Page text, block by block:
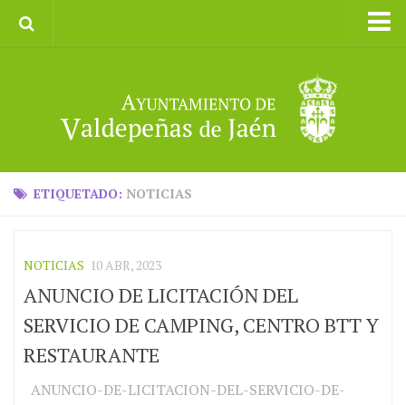
II CXM ROMPEALBARCAS 2023
ETIQUETADO: NOTICIAS
NOTICIAS 10 ABR, 2023
ANUNCIO DE LICITACIÓN DEL
SERVICIO DE CAMPING, CENTRO BTT Y
RESTAURANTE
ANUNCIO-DE-LICITACION-DEL-SERVICIO-DE-